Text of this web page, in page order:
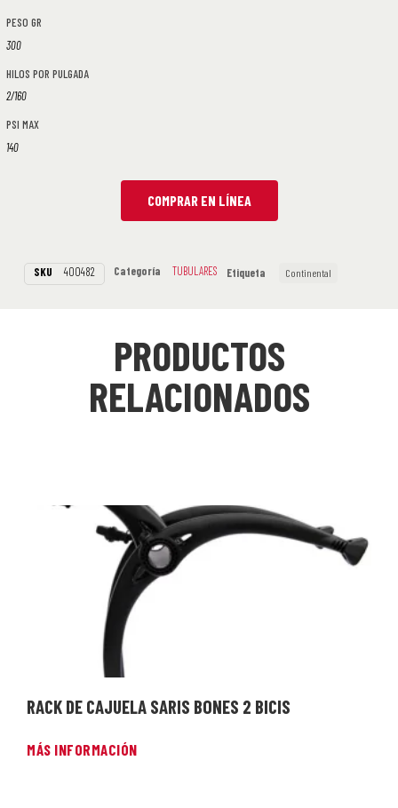
PESO GR
300
HILOS POR PULGADA
2/160
PSI MAX
140
COMPRAR EN LÍNEA
SKU 400482 Categoría TUBULARES Etiqueta Continental
PRODUCTOS
RELACIONADOS
RACK DE CAJUELA SARIS BONES 2 BICIS
MÁS INFORMACIÓN